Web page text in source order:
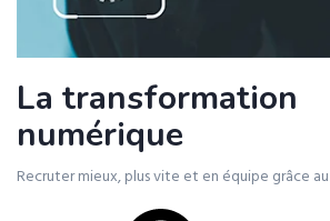
La transformation
numérique
Recruter mieux, plus vite et en équipe grâce